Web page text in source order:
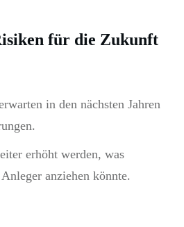
für die Zukunft
in den nächsten Jahren
erhöht werden, was
anziehen könnte.